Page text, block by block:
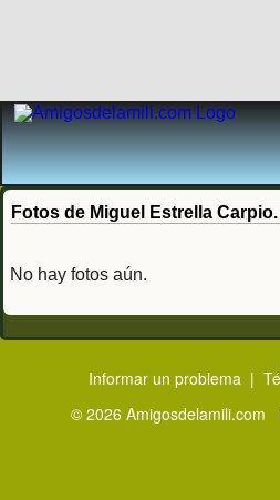
Fotos de Miguel Estrella Carpio.
No hay fotos aún.
Informar un problema |
© 2026 Amigosdelamili.com